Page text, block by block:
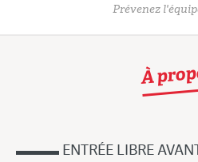
Prévenez
À
▬▬▬ ENTRÉE LIBRE